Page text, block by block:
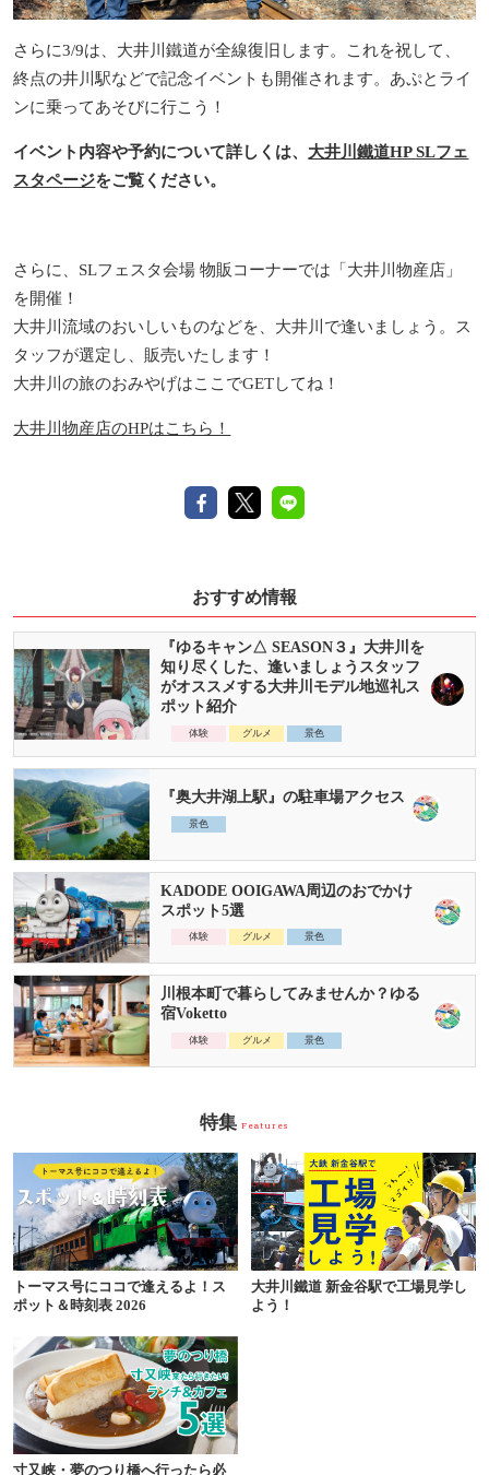
さらに3/9は、大井川鐵道が全線復旧します。これを祝して、
終点の井川駅などで記念イベントも開催されます。あぷとライ
ンに乗ってあそびに行こう！
イベント内容や予約について詳しくは、 大井川鐵道HP SLフェ
スタページをご覧ください。
さらに、SLフェスタ会場 物販コーナーでは「大井川物産店」
を開催！
大井川流域のおいしいものなどを、大井川で逢いましょう。ス
タッフが選定し、販売いたします！
大井川の旅のおみやげはここでGETしてね！
大井川物産店のHPはこちら！
おすすめ情報
『ゆるキャン△ SEASON３』大井川を
知り尽くした、逢いましょうスタッフ
がオススメする大井川モデル地巡礼ス
ポット紹介
体験 グルメ 景色
『奥大井湖上駅』の駐車場アクセス
景色
KADODE OOIGAWA周辺のおでかけ
スポット5選
体験 グルメ 景色
川根本町で暮らしてみませんか？ゆる
宿Voketto
体験 グルメ 景色
特集 Features
トーマス号にココで逢えるよ！ス
ポット＆時刻表 2026
大井川鐵道 新金谷駅で工場見学し
よう！
寸又峡・夢のつり橋へ行ったら必